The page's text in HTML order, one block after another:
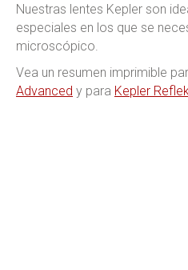
Nuestras lentes Kepler son
especiales en los que se
microscópico.
Vea un resumen imprimible
Advanced y para Kepler